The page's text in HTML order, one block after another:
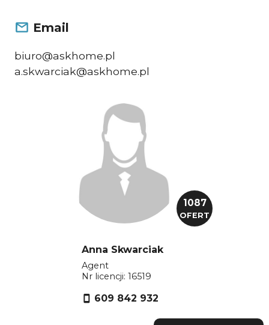
Email
biuro@askhome.pl
a.skwarciak@askhome.pl
Anna Skwarciak
Agent
Nr licencji: 16519
609 842 932
1087
OFERT